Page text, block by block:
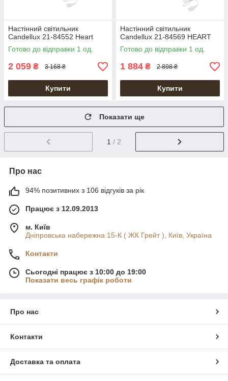
Настінний світильник
Candellux 21-84552 Heart
Готово до відправки 1 од.
2 059 ₴ 3 168 ₴
Купити
Настінний світильник
Candellux 21-84569 HEART
Готово до відправки 1 од.
1 884 ₴ 2 898 ₴
Купити
Показати ще
1 / 2
Про нас
94% позитивних з 106 відгуків за рік
Працює з 12.09.2013
м. Київ
Дніпровська набережна 15-К ( ЖК Грейт ), Київ, Україна
Контакти
Сьогодні працює з 10:00 до 19:00
Показати весь графік роботи
Про нас
Контакти
Доставка та оплата